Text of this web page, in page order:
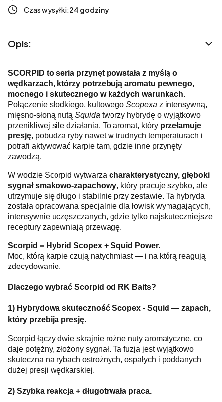
Czas wysyłki:24 godziny
Opis:
SCORPID to seria przynęt powstała z myślą o
wędkarzach, którzy potrzebują aromatu pewnego,
mocnego i skutecznego w każdych warunkach.
Połączenie słodkiego, kultowego Scopexa z intensywną,
mięsno-słoną nutą Squida tworzy hybrydę o wyjątkowo
przenikliwej sile działania. To aromat, który przełamuje
presję, pobudza ryby nawet w trudnych temperaturach i
potrafi aktywować karpie tam, gdzie inne przynęty
zawodzą.
W wodzie Scorpid wytwarza charakterystyczny, głęboki
sygnał smakowo-zapachowy, który pracuje szybko, ale
utrzymuje się długo i stabilnie przy zestawie. Ta hybryda
została opracowana specjalnie dla łowisk wymagających,
intensywnie uczęszczanych, gdzie tylko najskuteczniejsze
receptury zapewniają przewagę.
Scorpid = Hybrid Scopex + Squid Power.
Moc, którą karpie czują natychmiast — i na którą reagują
zdecydowanie.
Dlaczego wybrać Scorpid od RK Baits?
1) Hybrydowa skuteczność Scopex - Squid — zapach,
który przebija presję.
Scorpid łączy dwie skrajnie różne nuty aromatyczne, co
daje potężny, złożony sygnał. Ta fuzja jest wyjątkowo
skuteczna na rybach ostrożnych, ospałych i poddanych
dużej presji wędkarskiej.
2) Szybka reakcja + długotrwała praca.